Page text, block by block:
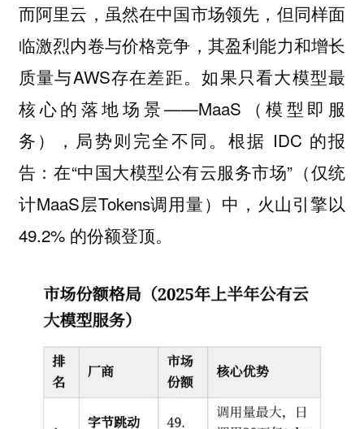
而阿里云，虽然在中国市场领先，但同样面
临激烈内卷与价格竞争，其盈利能力和增长
质量与AWS存在差距。如果只看大模型最
核心的落地场景——MaaS（模型即服
务），局势则完全不同。根据 IDC 的报
告：在“中国大模型公有云服务市场”（仅统
计MaaS层Tokens调用量）中，火山引擎以
49.2% 的份额登顶。